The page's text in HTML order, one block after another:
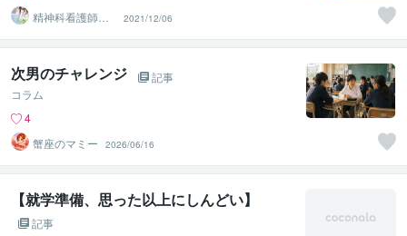
精神科看護師★
ふくちゃん
2021/12/06
次男のチャレンジ
記事
コラム
4
蟹座のマミー
2026/06/16
【就学準備、思った以上にしんどい】
記事